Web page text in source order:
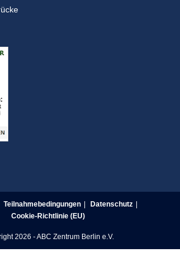
Teilnahmebedingungen
Datenschutz
Cookie-Richtlinie (EU)
2026 - ABC Zentrum Berlin e.V.